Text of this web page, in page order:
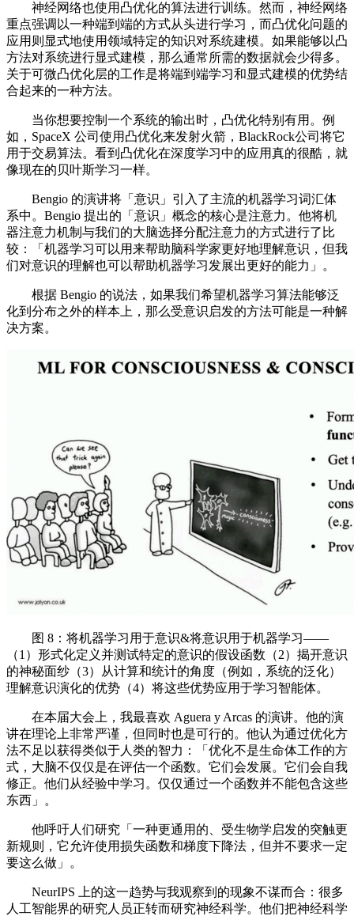
神经网络也使用凸优化的算法进行训练。然而，神经网络
重点强调以一种端到端的方式从头进行学习，而凸优化问题的
应用则显式地使用领域特定的知识对系统建模。如果能够以凸
方法对系统进行显式建模，那么通常所需的数据就会少得多。
关于可微凸优化层的工作是将端到端学习和显式建模的优势结
合起来的一种方法。
当你想要控制一个系统的输出时，凸优化特别有用。例
如，SpaceX 公司使用凸优化来发射火箭，BlackRock公司将它
用于交易算法。看到凸优化在深度学习中的应用真的很酷，就
像现在的贝叶斯学习一样。
Bengio 的演讲将「意识」引入了主流的机器学习词汇体
系中。Bengio 提出的「意识」概念的核心是注意力。他将机
器注意力机制与我们的大脑选择分配注意力的方式进行了比
较：「机器学习可以用来帮助脑科学家更好地理解意识，但我
们对意识的理解也可以帮助机器学习发展出更好的能力」。
根据 Bengio 的说法，如果我们希望机器学习算法能够泛
化到分布之外的样本上，那么受意识启发的方法可能是一种解
决方案。
图 8：将机器学习用于意识&将意识用于机器学习——
（1）形式化定义并测试特定的意识的假设函数（2）揭开意识
的神秘面纱（3）从计算和统计的角度（例如，系统的泛化）
理解意识演化的优势（4）将这些优势应用于学习智能体。
在本届大会上，我最喜欢 Aguera y Arcas 的演讲。他的演
讲在理论上非常严谨，但同时也是可行的。他认为通过优化方
法不足以获得类似于人类的智力：「优化不是生命体工作的方
式，大脑不仅仅是在评估一个函数。它们会发展。它们会自我
修正。他们从经验中学习。仅仅通过一个函数并不能包含这些
东西」。
他呼吁人们研究「一种更通用的、受生物学启发的突触更
新规则，它允许使用损失函数和梯度下降法，但并不要求一定
要这么做」。
NeurIPS 上的这一趋势与我观察到的现象不谋而合：很多
人工智能界的研究人员正转而研究神经科学。他们把神经科学